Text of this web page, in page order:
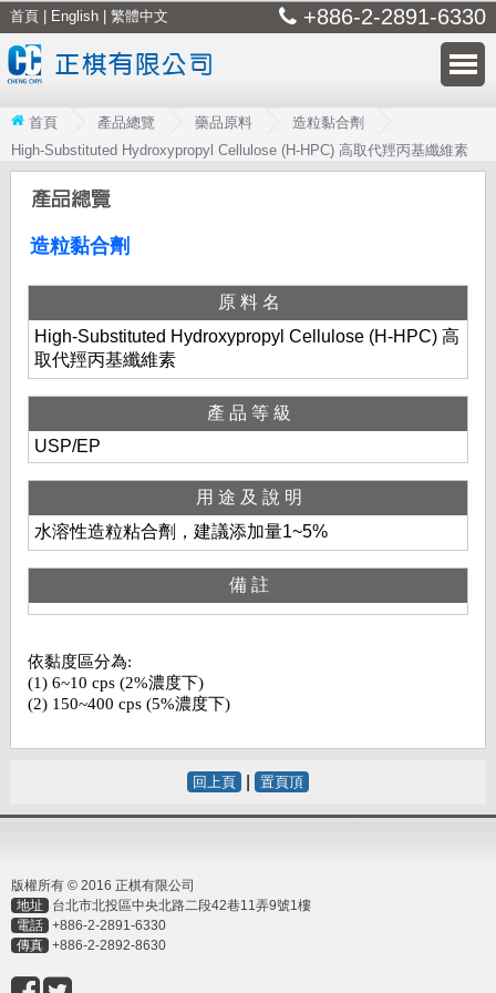
首頁| English| 繁體中文 +886-2-2891-6330
首頁 產品總覽 藥品原料
造粒黏合劑
High-Substituted Hydroxypropyl Cellulose (H-HPC) 高取代羥丙基纖維素
造粒黏合劑
原料名
High-Substituted Hydroxypropyl Cellulose (H-HPC) 高
取代羥丙基纖維素
產品等級
USP/EP
用途及說明
水溶性造粒粘合劑，建議添加量1~5%
備註
依黏度區分為:
(1) 6~10 cps (2%濃度下)
(2) 150~400 cps (5%濃度下)
回上頁 置頁頂
版權所有 © 2016 正棋有限公司
地址
台北市北投區中央北路二段42巷11弄9號1樓
電話 +886-2-2891-6330
傳真 +886-2-2892-8630